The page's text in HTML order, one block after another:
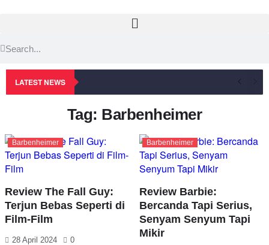
LATEST NEWS
Tag: Barbenheimer
Barbenheimer
Review The Fall Guy:
Terjun Bebas Seperti di
Film-Film
28 April 2024 0
Barbenheimer
Review Barbie:
Bercanda Tapi Serius,
Senyam Senyum Tapi
Mikir